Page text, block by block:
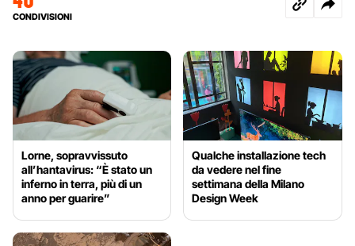
CONDIVISIONI
Lorne, sopravvissuto
all’hantavirus: “È stato un
inferno in terra, più di un
anno per guarire”
Qualche installazione tech
da vedere nel fine
settimana della Milano
Design Week